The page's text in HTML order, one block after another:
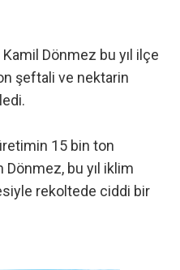
Kamil Dönmez bu yıl ilçe
şeftali ve nektarin
15 bin ton
Dönmez, bu yıl iklim
rekoltede ciddi bir